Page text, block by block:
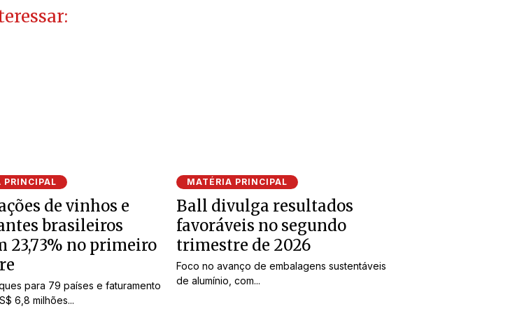
PRINCIPAL
de vinhos e
brasileiros
23,73% no primeiro
para 79 países e faturamento
6,8 milhões...
MATÉRIA PRINCIPAL
Ball divulga resultados
favoráveis no segundo
trimestre de 2026
Foco no avanço de embalagens sustentáveis
de alumínio, com...